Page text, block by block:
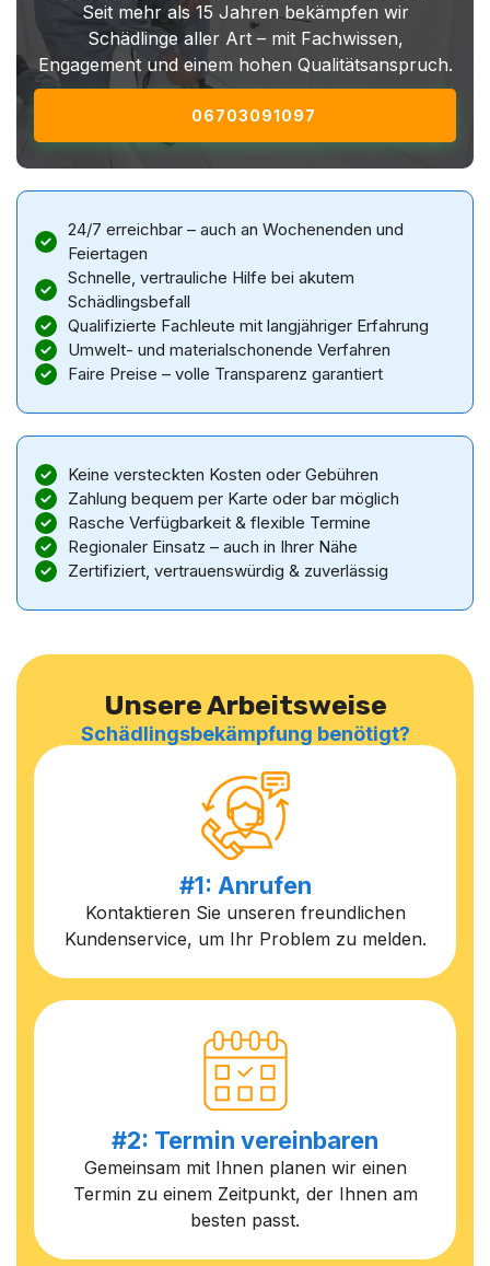
Seit mehr als 15 Jahren bekämpfen wir
Schädlinge aller Art – mit Fachwissen,
Engagement und einem hohen Qualitätsanspruch.
06703091097
24/7 erreichbar – auch an Wochenenden und
Feiertagen
Schnelle, vertrauliche Hilfe bei akutem
Schädlingsbefall
Qualifizierte Fachleute mit langjähriger Erfahrung
Umwelt- und materialschonende Verfahren
Faire Preise – volle Transparenz garantiert
Keine versteckten Kosten oder Gebühren
Zahlung bequem per Karte oder bar möglich
Rasche Verfügbarkeit & flexible Termine
Regionaler Einsatz – auch in Ihrer Nähe
Zertifiziert, vertrauenswürdig & zuverlässig
Unsere Arbeitsweise
Schädlingsbekämpfung benötigt?
#1: Anrufen
Kontaktieren Sie unseren freundlichen
Kundenservice, um Ihr Problem zu melden.
#2: Termin vereinbaren
Gemeinsam mit Ihnen planen wir einen
Termin zu einem Zeitpunkt, der Ihnen am
besten passt.